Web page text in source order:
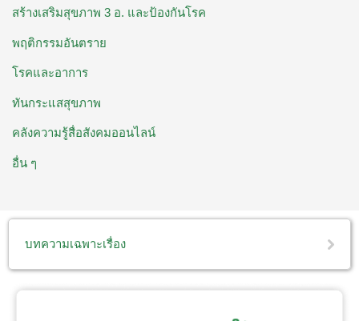
สร้างเสริมสุขภาพ 3 อ. ​และป้องกันโรค
พฤติกรรมอันตราย
โรคและอาการ
ทันกระแสสุขภาพ
คลังความรู้สื่อสังคมออนไลน์
อื่น ๆ
บทความเฉพาะเรื่อง